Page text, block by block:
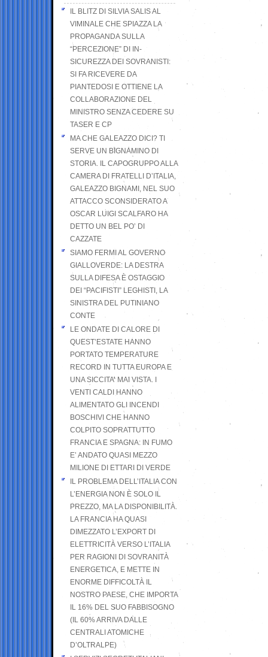
IL BLITZ DI SILVIA SALIS AL
VIMINALE CHE SPIAZZA LA
PROPAGANDA SULLA
“PERCEZIONE” DI IN-
SICUREZZA DEI SOVRANISTI:
SI FA RICEVERE DA
PIANTEDOSI E OTTIENE LA
COLLABORAZIONE DEL
MINISTRO SENZA CEDERE SU
TASER E CP
MA CHE GALEAZZO DICI? TI
SERVE UN BIGNAMINO DI
STORIA. IL CAPOGRUPPO ALLA
CAMERA DI FRATELLI D’ITALIA,
GALEAZZO BIGNAMI, NEL SUO
ATTACCO SCONSIDERATO A
OSCAR LUIGI SCALFARO HA
DETTO UN BEL PO’ DI
CAZZATE
SIAMO FERMI AL GOVERNO
GIALLOVERDE: LA DESTRA
SULLA DIFESA È OSTAGGIO
DEI “PACIFISTI” LEGHISTI, LA
SINISTRA DEL PUTINIANO
CONTE
LE ONDATE DI CALORE DI
QUEST’ESTATE HANNO
PORTATO TEMPERATURE
RECORD IN TUTTA EUROPA E
UNA SICCITA’ MAI VISTA. I
VENTI CALDI HANNO
ALIMENTATO GLI INCENDI
BOSCHIVI CHE HANNO
COLPITO SOPRATTUTTO
FRANCIA E SPAGNA: IN FUMO
E’ ANDATO QUASI MEZZO
MILIONE DI ETTARI DI VERDE
IL PROBLEMA DELL’ITALIA CON
L’ENERGIA NON È SOLO IL
PREZZO, MA LA DISPONIBILITÀ.
LA FRANCIA HA QUASI
DIMEZZATO L’EXPORT DI
ELETTRICITÀ VERSO L’ITALIA
PER RAGIONI DI SOVRANITÀ
ENERGETICA, E METTE IN
ENORME DIFFICOLTÀ IL
NOSTRO PAESE, CHE IMPORTA
IL 16% DEL SUO FABBISOGNO
(IL 60% ARRIVA DALLE
CENTRALI ATOMICHE
D’OLTRALPE)